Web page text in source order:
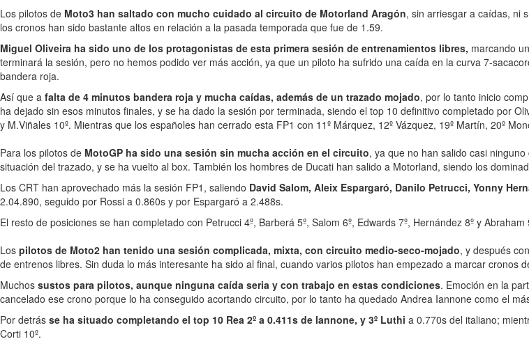
Los pilotos de Moto3 han saltado con mucho cuidado al circuito de Motorland Aragón, sin arriesgar a caídas, ni
los cronos han sido bastante altos en relación a la pasada temporada que fue de 1.59.
Miguel Oliveira ha sido uno de los protagonistas de esta primera sesión de entrenamientos libres, marcando
terminará la sesión, pero no hemos podido ver más acción, ya que un piloto ha sufrido una caída en la curva 7-
bandera roja.
Así que a falta de 4 minutos bandera roja y mucha caídas, además de un trazado mojado, por lo tanto inicio
ha dejado sin esos minutos finales, y se ha dado la sesión por terminada, siendo el top 10 definitivo completado por
y M.Viñales 10º. Mientras que los españoles han cerrado esta FP1 con 11º Márquez, 12º Vázquez, 19º Martín, 20º
Para los pilotos de MotoGP ha sido una sesión sin mucha acción en el circuito, ya que no han salido casi
situación del trazado, y se ha vuelto al box. También los hombres de Ducati han salido a Motorland, siendo los
Los CRT han aprovechado más la sesión FP1, saliendo David Salom, Aleix Espargaró, Danilo Petrucci, Yonny
2.04.890, seguido por Rossi a 0.860s y por Espargaró a 2.488s.
El resto de posiciones se han completado con Petrucci 4º, Barberá 5º, Salom 6º, Edwards 7º, Hernández 8º y Abraham
Los pilotos de Moto2 han tenido una sesión complicada, mixta, con circuito medio-seco-mojado, y después
de entrenos libres. Sin duda lo más interesante ha sido al final, cuando varios pilotos han empezado a marcar
Muchos sustos para pilotos, aunque ninguna caída seria y con trabajo en estas condiciones. Emoción en la
cancelado ese crono porque lo ha conseguido acortando circuito, por lo tanto ha quedado Andrea Iannone como el
Por detrás se ha situado completando el top 10 Rea 2º a 0.411s de Iannone, y 3º Luthi a 0.770s del italiano;
Corti 10º.